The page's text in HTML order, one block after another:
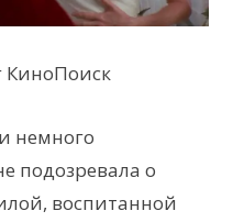
КиноПоиск
немного
подозревала о
воспитанной